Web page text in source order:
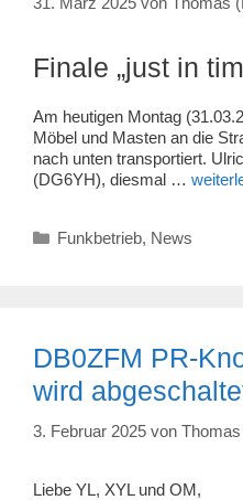
Finale „just in
Am heutigen Montag
Möbel und Masten an die
nach unten transportiert.
(DG6YH), diesmal …
Kategorien
Funkbetrieb, News
DB0ZFM PR-
wird
3. Februar 2025 von
Liebe YL, XYL und OM,